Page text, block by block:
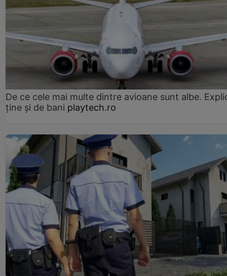
De ce cele mai multe dintre avioane sunt albe.
ține și de bani playtech.ro